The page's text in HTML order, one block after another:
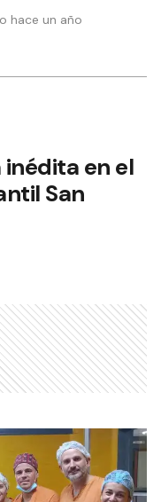
hace un año
inédita en el
San